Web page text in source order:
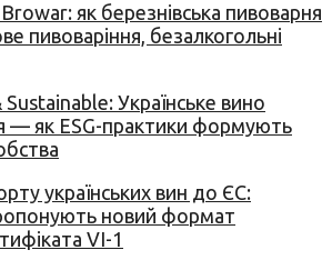
як березнівська пивоварня
пивоваріння, безалкогольні
Українське вино
— як ESG-практики формують
українських вин до ЄС:
новий формат
VI-1